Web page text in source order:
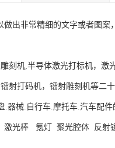
出非常精细的文字或者图
机,半导体激光打标机，激
射打码机，镭射雕刻机等二
器械.自行车.摩托车.汽车配
光棒 氪灯 聚光腔体 反射